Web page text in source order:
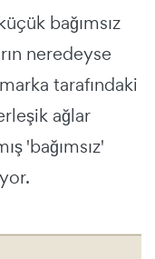
bağımsız
neredeyse
tarafındaki
ağlar
'bağımsız'